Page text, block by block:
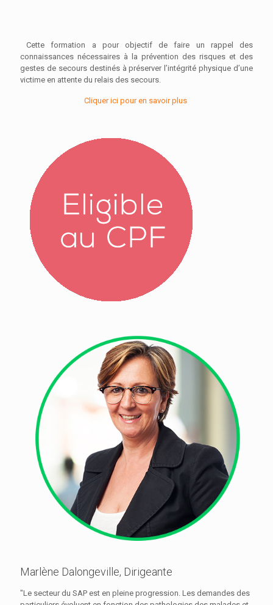
Cette formation a pour objectif de faire un rappel des
connaissances nécessaires à la prévention des risques et des
gestes de secours destinés à préserver l’intégrité physique d’une
victime en attente du relais des secours.
Cliquer ici pour en savoir plus
Marlène Dalongeville, Dirigeante
"Le secteur du SAP est en pleine progression. Les demandes des